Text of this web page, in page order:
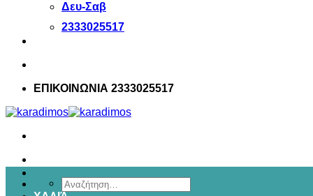
Δευ-Σαβ
2333025517
ΕΠΙΚΟΙΝΩΝΙΑ 2333025517
Αναζήτηση